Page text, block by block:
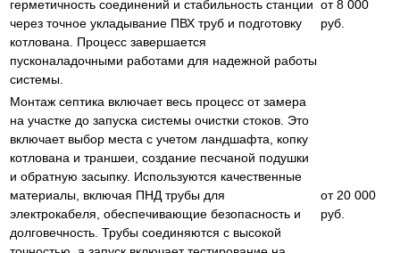
герметичность соединений и стабильность станции
через точное укладывание ПВХ труб и подготовку
котлована. Процесс завершается
пусконаладочными работами для надежной работы
системы.
от 8 000
руб.
Монтаж септика включает весь процесс от замера
на участке до запуска системы очистки стоков. Это
включает выбор места с учетом ландшафта, копку
котлована и траншеи, создание песчаной подушки
и обратную засыпку. Используются качественные
материалы, включая ПНД трубы для
электрокабеля, обеспечивающие безопасность и
долговечность. Трубы соединяются с высокой
от 20 000
руб.